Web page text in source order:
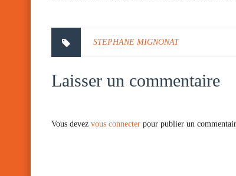
STEPHANE MIGNONAT
Laisser un commentaire
Vous devez vous connecter pour publier un